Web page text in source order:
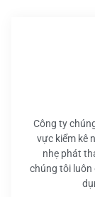
Công ty
vực kiểm kê
nhẹ phát
chúng tôi luôn